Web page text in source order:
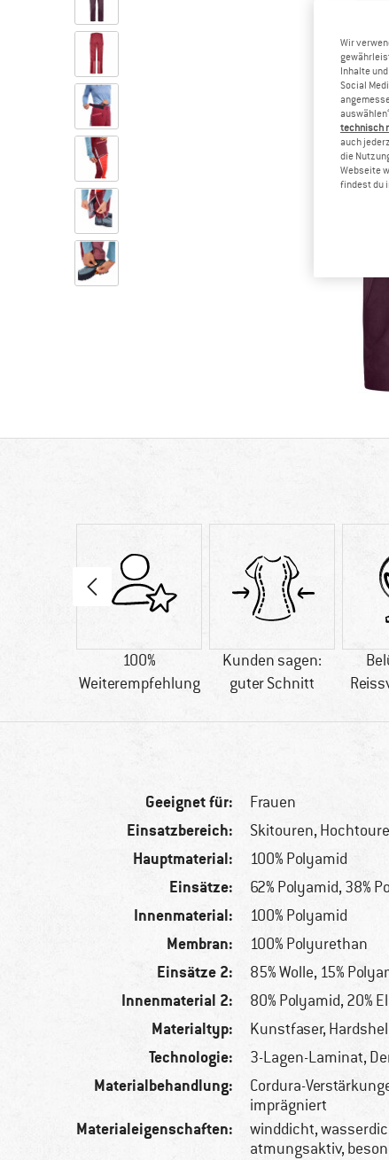
100%
Weiterempfehlung
Kunden sagen:
guter Schnitt
Geeignet für: Frauen
Einsatzbereich: Skitouren,
Hauptmaterial: 100% Polyamid
Einsätze: 62% Polyamid, 38%
Innenmaterial: 100% Polyamid
Membran: 100% Polyurethan
Einsätze 2: 85% Wolle, 15%
Innenmaterial 2: 80% Polyamid, 20%
Materialtyp: Kunstfaser,
Technologie: 3-Lagen-Laminat,
Materialbehandlung:
Cordura-
imprägniert
Materialeigenschaften:
winddicht,
atmungsaktiv,
Wir
Inhalte
Social
technisch
auch
die
Webseite
findest du